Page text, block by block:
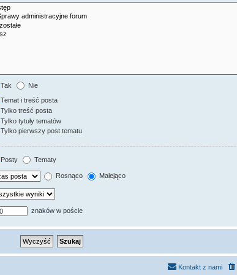
Tak Nie
Temat i treść posta
Tylko treść posta
Tylko tytuły tematów
Tylko pierwszy post tematu
Posty Tematy
Rosnąco Malejąco
znaków w poście
Kontakt z nami